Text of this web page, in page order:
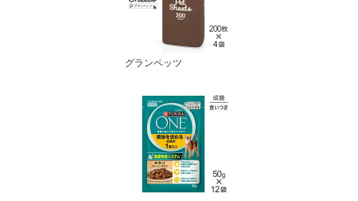
グランペッツ